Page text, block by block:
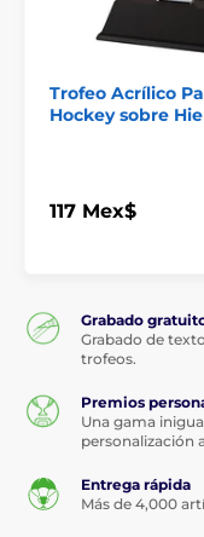
Trofeo Acrílico
Hockey sobre
117 Mex$
Grabado
Grabado de
trofeos.
Premios
Una gama
personalización
Entrega rápida
Más de 4,000